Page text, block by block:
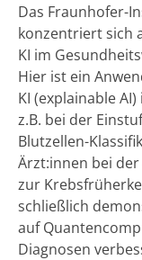
Das Fraunhofer-
konzentriert sich
KI im
Hier ist ein
KI (explainable
z.B. bei der
Blutzellen-
Ärzt:innen bei
zur
schließlich
auf
Diagnosen